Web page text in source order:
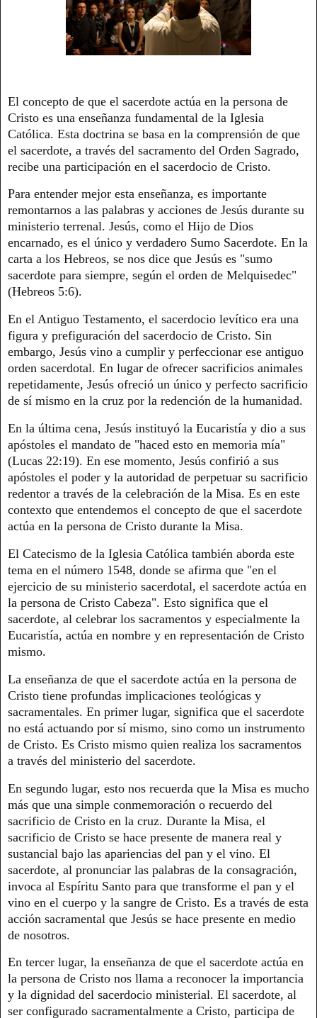
El concepto de que el sacerdote actúa en la persona de
Cristo es una enseñanza fundamental de la Iglesia
Católica. Esta doctrina se basa en la comprensión de que
el sacerdote, a través del sacramento del Orden Sagrado,
recibe una participación en el sacerdocio de Cristo.
Para entender mejor esta enseñanza, es importante
remontarnos a las palabras y acciones de Jesús durante su
ministerio terrenal. Jesús, como el Hijo de Dios
encarnado, es el único y verdadero Sumo Sacerdote. En la
carta a los Hebreos, se nos dice que Jesús es "sumo
sacerdote para siempre, según el orden de Melquisedec"
(Hebreos 5:6).
En el Antiguo Testamento, el sacerdocio levítico era una
figura y prefiguración del sacerdocio de Cristo. Sin
embargo, Jesús vino a cumplir y perfeccionar ese antiguo
orden sacerdotal. En lugar de ofrecer sacrificios animales
repetidamente, Jesús ofreció un único y perfecto sacrificio
de sí mismo en la cruz por la redención de la humanidad.
En la última cena, Jesús instituyó la Eucaristía y dio a sus
apóstoles el mandato de "haced esto en memoria mía"
(Lucas 22:19). En ese momento, Jesús confirió a sus
apóstoles el poder y la autoridad de perpetuar su sacrificio
redentor a través de la celebración de la Misa. Es en este
contexto que entendemos el concepto de que el sacerdote
actúa en la persona de Cristo durante la Misa.
El Catecismo de la Iglesia Católica también aborda este
tema en el número 1548, donde se afirma que "en el
ejercicio de su ministerio sacerdotal, el sacerdote actúa en
la persona de Cristo Cabeza". Esto significa que el
sacerdote, al celebrar los sacramentos y especialmente la
Eucaristía, actúa en nombre y en representación de Cristo
mismo.
La enseñanza de que el sacerdote actúa en la persona de
Cristo tiene profundas implicaciones teológicas y
sacramentales. En primer lugar, significa que el sacerdote
no está actuando por sí mismo, sino como un instrumento
de Cristo. Es Cristo mismo quien realiza los sacramentos
a través del ministerio del sacerdote.
En segundo lugar, esto nos recuerda que la Misa es mucho
más que una simple conmemoración o recuerdo del
sacrificio de Cristo en la cruz. Durante la Misa, el
sacrificio de Cristo se hace presente de manera real y
sustancial bajo las apariencias del pan y el vino. El
sacerdote, al pronunciar las palabras de la consagración,
invoca al Espíritu Santo para que transforme el pan y el
vino en el cuerpo y la sangre de Cristo. Es a través de esta
acción sacramental que Jesús se hace presente en medio
de nosotros.
En tercer lugar, la enseñanza de que el sacerdote actúa en
la persona de Cristo nos llama a reconocer la importancia
y la dignidad del sacerdocio ministerial. El sacerdote, al
ser configurado sacramentalmente a Cristo, participa de